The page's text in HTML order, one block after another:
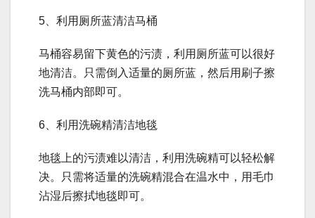
5、利用厕所蓝清洁马桶
马桶容易留下黄色的污渍，利用厕所蓝可以很好
地清洁。只需倒入适量的厕所蓝，然后用刷子擦
洗马桶内部即可。
6、利用洗碗精清洁地毯
地毯上的污渍难以清洁，利用洗碗精可以轻松解
决。只需将适量的洗碗精混合在温水中，用毛巾
沾湿后擦拭地毯即可。